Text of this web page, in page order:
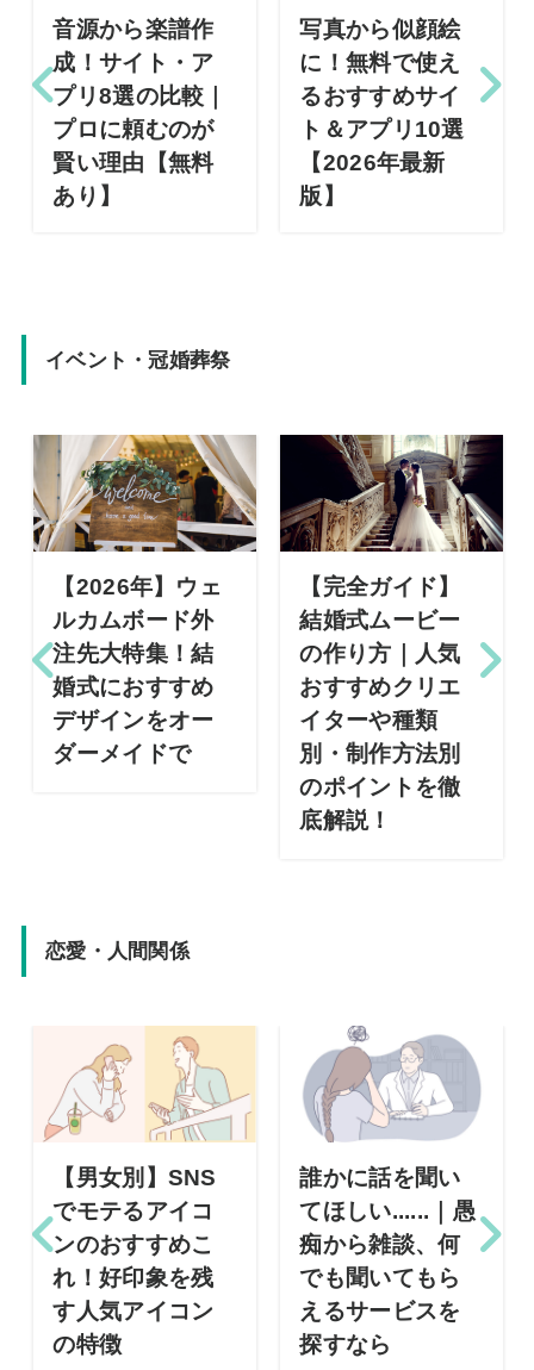
音源から楽譜作
成！サイト・ア
プリ8選の比較｜
プロに頼むのが
賢い理由【無料
あり】
写真から似顔絵
に！無料で使え
るおすすめサイ
ト＆アプリ10選
【2026年最新
版】
イベント・冠婚葬祭
【2026年】ウェ
ルカムボード外
注先大特集！結
婚式におすすめ
デザインをオー
ダーメイドで
【完全ガイド】
結婚式ムービー
の作り方｜人気
おすすめクリエ
イターや種類
別・制作方法別
のポイントを徹
底解説！
恋愛・人間関係
【男女別】SNS
でモテるアイコ
ンのおすすめこ
れ！好印象を残
す人気アイコン
の特徴
誰かに話を聞い
てほしい......｜愚
痴から雑談、何
でも聞いてもら
えるサービスを
探すなら